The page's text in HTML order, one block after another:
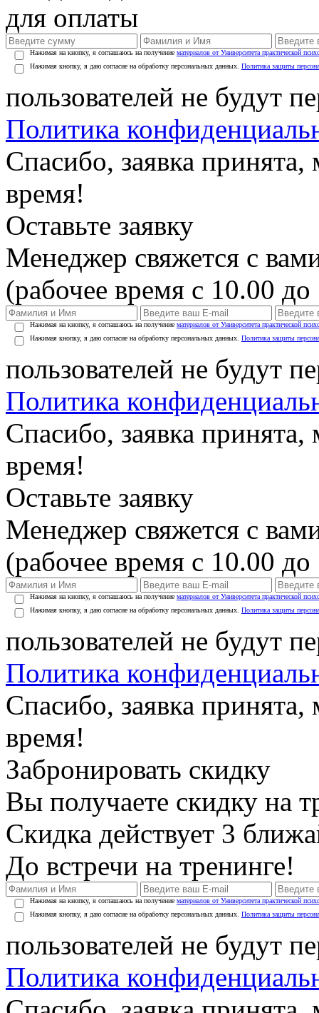
для оплаты
Нажимая на кнопку, я соглашаюсь на получение материалов от Университета практической
Нажимая кнопку, я даю согласие на обработку персональных данных. Политика защиты
пользователей не будут
Политика
Спасибо, заявка
время!
Оставьте заявку
Менеджер свяжется с
(рабочее время с 10.00
Нажимая на кнопку, я соглашаюсь на получение материалов от Университета практической
Нажимая кнопку, я даю согласие на обработку персональных данных. Политика защиты
пользователей не будут
Политика
Спасибо, заявка
время!
Оставьте заявку
Менеджер свяжется с
(рабочее время с 10.00
Нажимая на кнопку, я соглашаюсь на получение материалов от Университета практической
Нажимая кнопку, я даю согласие на обработку персональных данных. Политика защиты
пользователей не будут
Политика
Спасибо, заявка
время!
Забронировать скидку
Вы получаете скидку на
Скидка действует 3
До встречи на тренинге!
Нажимая на кнопку, я соглашаюсь на получение материалов от Университета практической
Нажимая кнопку, я даю согласие на обработку персональных данных. Политика защиты
пользователей не будут
Политика